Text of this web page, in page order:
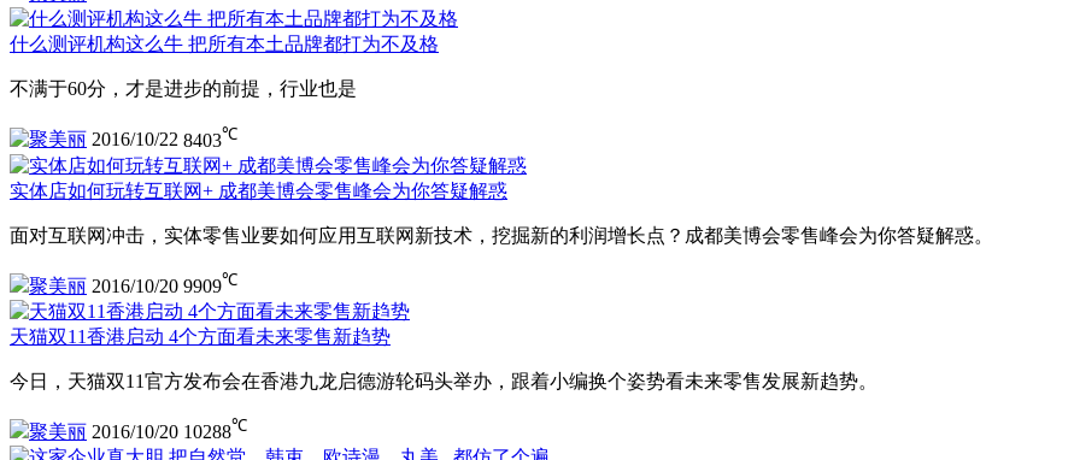
什么测评机构这么牛 把所有本土品牌都打为不及格
不满于60分，才是进步的前提，行业也是
聚美丽 2016/10/22 8403℃
实体店如何玩转互联网+ 成都美博会零售峰会为你答疑解惑
面对互联网冲击，实体零售业要如何应用互联网新技术，挖掘新的利润增长点？成都美博会零售峰会为你答疑解惑。
聚美丽 2016/10/20 9909℃
天猫双11香港启动 4个方面看未来零售新趋势
今日，天猫双11官方发布会在香港九龙启德游轮码头举办，跟着小编换个姿势看未来零售发展新趋势。
聚美丽 2016/10/20 10288℃